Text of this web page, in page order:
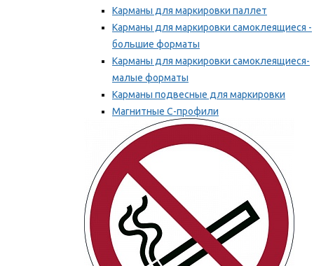
Карманы для маркировки паллет
Карманы для маркировки самоклеящиеся -
большие форматы
Карманы для маркировки самоклеящиеся-
малые форматы
Карманы подвесные для маркировки
Магнитные С-профили
Напольная маркировка
Мы рекомендуем